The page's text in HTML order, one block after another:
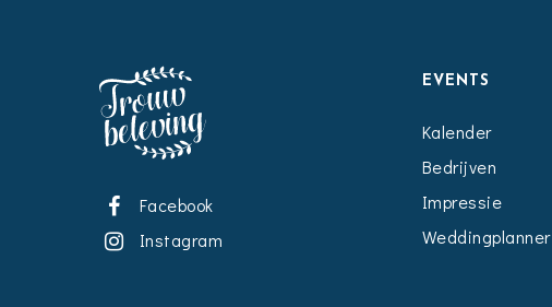
Facebook
Instagram
EVENTS
Kalender
Bedrijven
Impressie
Weddingplanner